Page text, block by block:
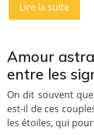
Lire la suite
Amour
entre les
On dit souvent
est-il de ces
les étoiles, qui